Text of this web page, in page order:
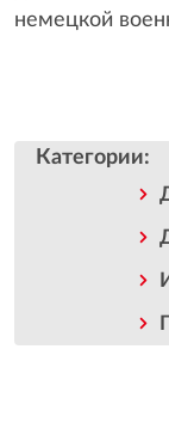
немецкой
Категории: